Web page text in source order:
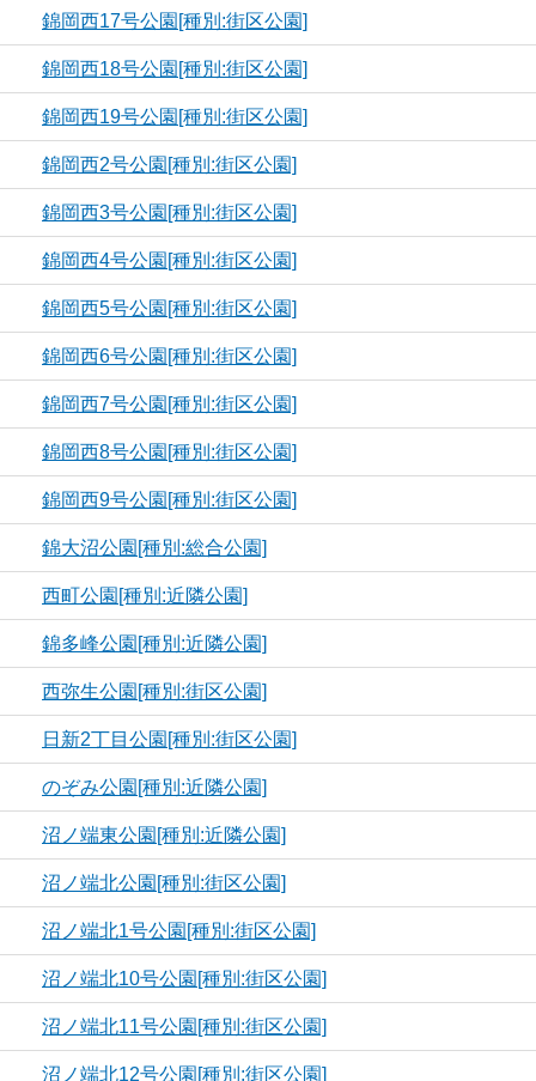
錦岡西17号公園[種別:街区公園]
錦岡西18号公園[種別:街区公園]
錦岡西19号公園[種別:街区公園]
錦岡西2号公園[種別:街区公園]
錦岡西3号公園[種別:街区公園]
錦岡西4号公園[種別:街区公園]
錦岡西5号公園[種別:街区公園]
錦岡西6号公園[種別:街区公園]
錦岡西7号公園[種別:街区公園]
錦岡西8号公園[種別:街区公園]
錦岡西9号公園[種別:街区公園]
錦大沼公園[種別:総合公園]
西町公園[種別:近隣公園]
錦多峰公園[種別:近隣公園]
西弥生公園[種別:街区公園]
日新2丁目公園[種別:街区公園]
のぞみ公園[種別:近隣公園]
沼ノ端東公園[種別:近隣公園]
沼ノ端北公園[種別:街区公園]
沼ノ端北1号公園[種別:街区公園]
沼ノ端北10号公園[種別:街区公園]
沼ノ端北11号公園[種別:街区公園]
沼ノ端北12号公園[種別:街区公園]